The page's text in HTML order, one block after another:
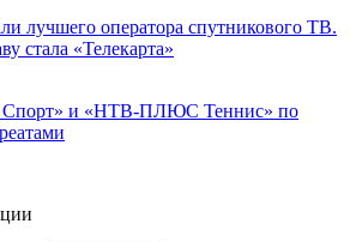
лучшего оператора спутникового ТВ.
стала «Телекарта»
Спорт» и «НТВ-ПЛЮС Теннис» по